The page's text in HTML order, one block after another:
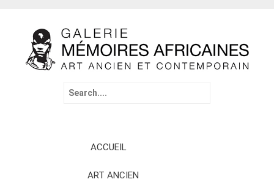
Search
ACCUEIL
ART ANCIEN